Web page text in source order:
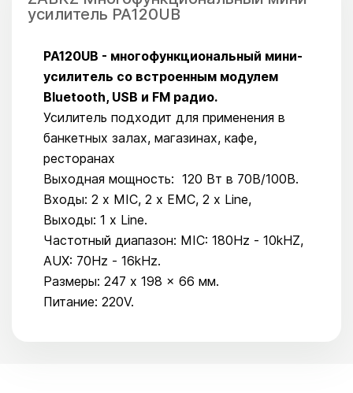
усилитель PA120UB
PA120UB - многофункциональный мини-
усилитель со встроенным модулем
Bluetooth, USB и FM радио.
Усилитель подходит для применения в
банкетных залах, магазинах, кафе,
ресторанах
Выходная мощность: 120 Вт в 70В/100В.
Входы: 2 x MIC, 2 x EMC, 2 x Line,
Выходы: 1 x Line.
Частотный диапазон: MIC: 180Hz - 10kHZ,
AUX: 70Hz - 16kHz.
Размеры: 247 x 198 x 66 мм.
Питание: 220V.